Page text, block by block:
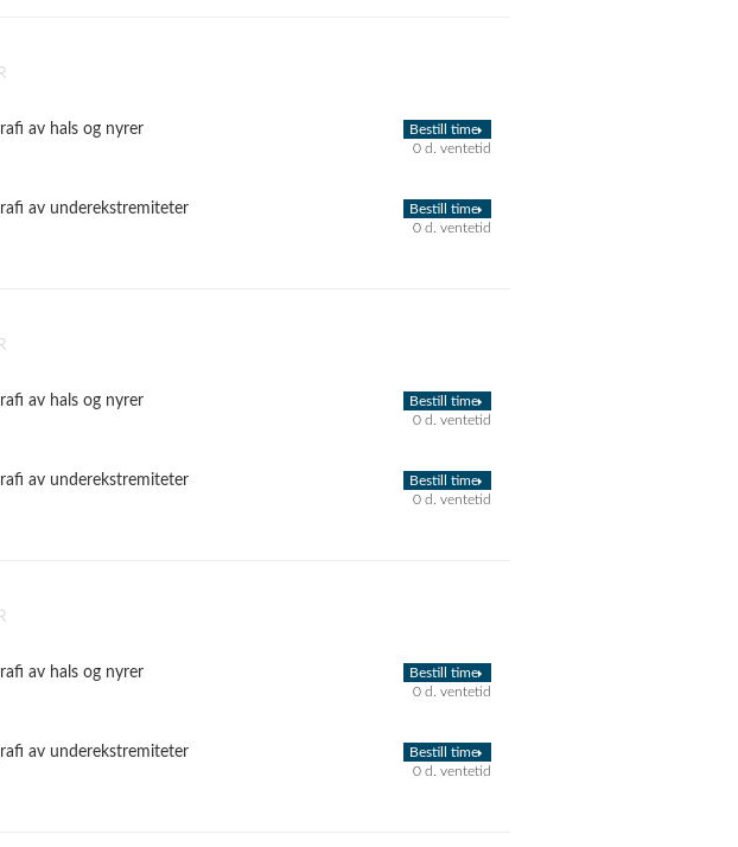
av hals og nyrer
Bestill time
0 d. ventetid
av underekstremiteter
Bestill time
0 d. ventetid
av hals og nyrer
Bestill time
0 d. ventetid
av underekstremiteter
Bestill time
0 d. ventetid
av hals og nyrer
Bestill time
0 d. ventetid
av underekstremiteter
Bestill time
0 d. ventetid